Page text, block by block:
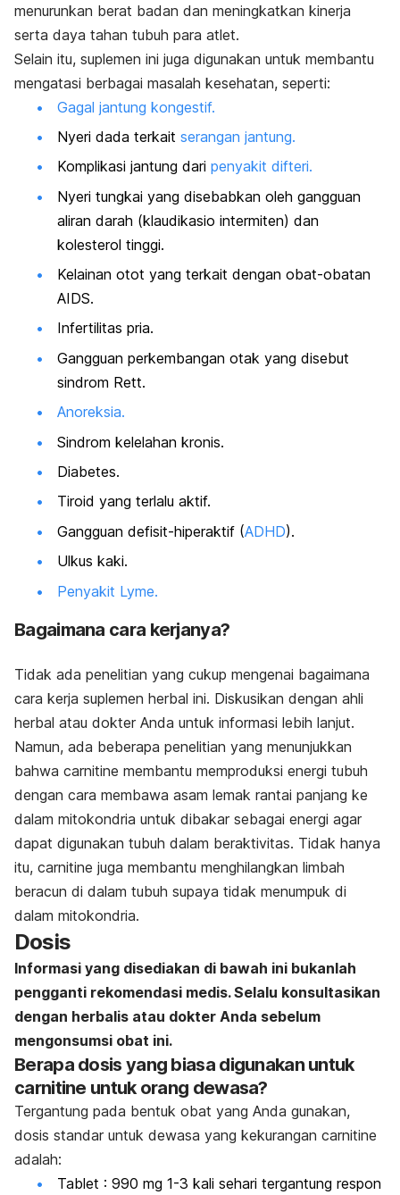
menurunkan berat badan dan meningkatkan kinerja
serta daya tahan tubuh para atlet.
Selain itu, suplemen ini juga digunakan untuk membantu
mengatasi berbagai masalah kesehatan, seperti:
Gagal jantung kongestif.
Nyeri dada terkait serangan jantung.
Komplikasi jantung dari penyakit difteri.
Nyeri tungkai yang disebabkan oleh gangguan
aliran darah (klaudikasio intermiten) dan
kolesterol tinggi.
Kelainan otot yang terkait dengan obat-obatan
AIDS.
Infertilitas pria.
Gangguan perkembangan otak yang disebut
sindrom Rett.
Anoreksia.
Sindrom kelelahan kronis.
Diabetes.
Tiroid yang terlalu aktif.
Gangguan defisit-hiperaktif (ADHD).
Ulkus kaki.
Penyakit Lyme.
Bagaimana cara kerjanya?
Tidak ada penelitian yang cukup mengenai bagaimana
cara kerja suplemen herbal ini. Diskusikan dengan ahli
herbal atau dokter Anda untuk informasi lebih lanjut.
Namun, ada beberapa penelitian yang menunjukkan
bahwa carnitine membantu memproduksi energi tubuh
dengan cara membawa asam lemak rantai panjang ke
dalam mitokondria untuk dibakar sebagai energi agar
dapat digunakan tubuh dalam beraktivitas. Tidak hanya
itu, carnitine juga membantu menghilangkan limbah
beracun di dalam tubuh supaya tidak menumpuk di
dalam mitokondria.
Dosis
Informasi yang disediakan di bawah ini bukanlah
pengganti rekomendasi medis. Selalu konsultasikan
dengan herbalis atau dokter Anda sebelum
mengonsumsi obat ini.
Berapa dosis yang biasa digunakan untuk
carnitine untuk orang dewasa?
Tergantung pada bentuk obat yang Anda gunakan,
dosis standar untuk dewasa yang kekurangan carnitine
adalah:
Tablet : 990 mg 1-3 kali sehari tergantung respon